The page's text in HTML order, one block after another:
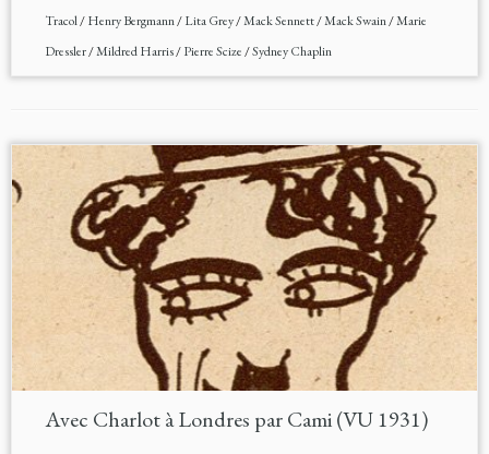
Tracol/Henry Bergmann/Lita Grey/Mack Sennett/Mack Swain/Marie
Dressler/Mildred Harris/Pierre Scize/Sydney Chaplin
Avec Charlot à Londres par Cami (VU 1931)